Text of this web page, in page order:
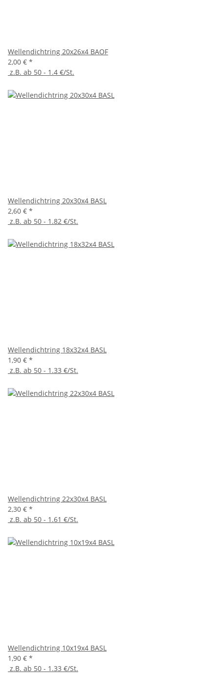
Wellendichtring 20x26x4 BAOF
2,00 € *
z.B. ab 50 - 1.4 €/St.
Wellendichtring 20x30x4 BASL
2,60 € *
z.B. ab 50 - 1.82 €/St.
Wellendichtring 18x32x4 BASL
1,90 € *
z.B. ab 50 - 1.33 €/St.
Wellendichtring 22x30x4 BASL
2,30 € *
z.B. ab 50 - 1.61 €/St.
Wellendichtring 10x19x4 BASL
1,90 € *
z.B. ab 50 - 1.33 €/St.